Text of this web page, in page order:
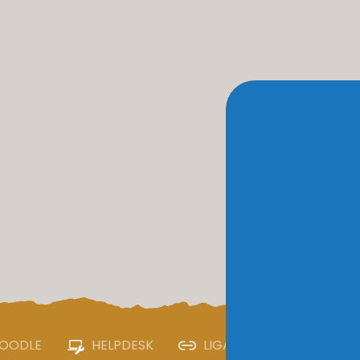
HELPDESK LIGAÇÕES ÚTEIS